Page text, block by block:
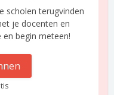
scholen terugvinden
je docenten en
begin meteen!